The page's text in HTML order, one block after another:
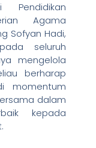
Pendidikan
Agama
Sofyan Hadi,
seluruh
mengelola
berharap
momentum
dalam
kepada